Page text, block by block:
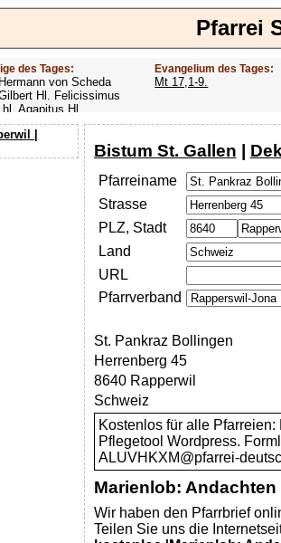
Pfarrei
des Tages:
von Scheda
Hl. Felicissimus
Agapitus Hl.
(Gozelin)
Evangelium des Tages:
Mt 17,1-9.
|
Bistum St. Gallen |
Pfarreiname
Strasse
PLZ, Stadt
Land
URL
Pfarrverband
St. Pankraz Bollingen
Herrenberg 45
8640 Rapperwil
Schweiz
Kostenlos für alle
Pflegetool Wordpress.
ALUVHKXM@pfarrei-
Marienlob:
Wir haben den Pfarrbrief
Teilen Sie uns die